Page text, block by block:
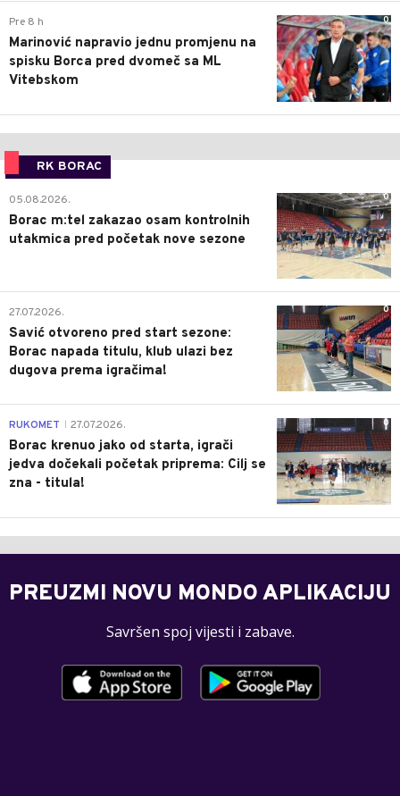
0
Pre 8 h
Marinović napravio jednu promjenu na
spisku Borca pred dvomeč sa ML
Vitebskom
RK BORAC
0
05.08.2026.
Borac m:tel zakazao osam kontrolnih
utakmica pred početak nove sezone
0
27.07.2026.
Savić otvoreno pred start sezone:
Borac napada titulu, klub ulazi bez
dugova prema igračima!
0
RUKOMET 27.07.2026.
Borac krenuo jako od starta, igrači
jedva dočekali početak priprema: Cilj se
zna - titula!
PREUZMI NOVU MONDO APLIKACIJU
Savršen spoj vijesti i zabave.